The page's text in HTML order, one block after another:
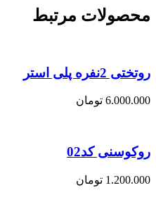
محصولات مرتبط
روتختی 2نفره پلی استر
6.000.000 تومان
روکوسنی کد02
1.200.000 تومان